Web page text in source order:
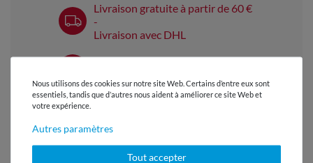
Livraison gratuite à partir de 60 €
-
Livraison avec DHL
Service client réactif
Plus de 98% d'avis positifs
Patrons gratuits chaque mois
- dans le Snaply Magazine
Nous utilisons des cookies sur notre site Web. Certains d’entre eux sont
essentiels, tandis que d’autres nous aident à améliorer ce site Web et
votre expérience.
Autres paramètres
Tout accepter